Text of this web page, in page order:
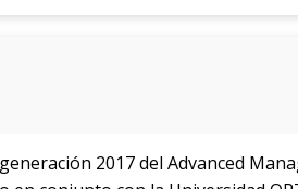
2017 del Advanced